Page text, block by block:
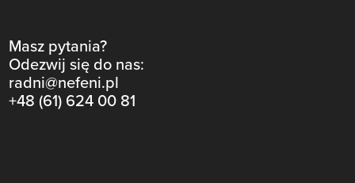
Masz pytania?
Odezwij się do nas:
radni@nefeni.pl
+48 (61) 624 00 81